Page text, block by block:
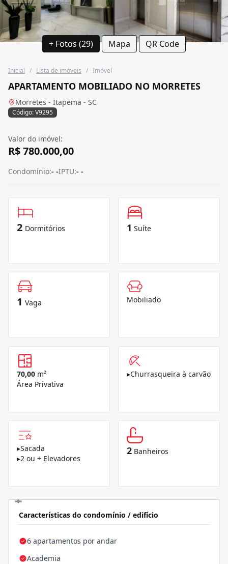
+ Fotos (29) Mapa QR Code
Inicial / Lista de imóveis / Imóvel
APARTAMENTO MOBILIADO NO MORRETES
Morretes - Itapema - SC
Código: V9295
Valor do imóvel:
R$ 780.000,00
Condomínio:- -IPTU:- -
2 Dormitórios 1 Suíte
1 Vaga Mobiliado
70,00 m²
Área Privativa
▸Churrasqueira à carvão
▸Sacada
▸2 ou + Elevadores
2 Banheiros
Características do condomínio / edifício
6 apartamentos por andar
Academia